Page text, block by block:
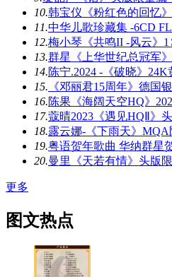
10.韩宝仪《粉红色的回忆
11.中华儿歌珍藏集 -6CD
12.梅小琴《共鸣II -风云》
13.群星《上华世纪总冠军
14.陈宁.2024 -《破晓》
15. 《邓丽君15周年》德国
16.陈果《海阔天空HQ》
17.蔻晴2023《遇见HQⅡ》
18.露云娜-《下雨天》
19.粤语贺年歌曲 华纳群星
20.曼里《天若有情》头版
更多
图文热点